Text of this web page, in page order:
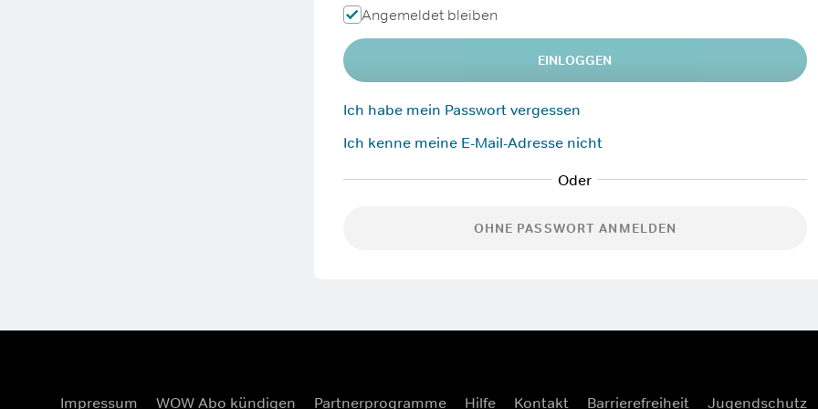
Angemeldet bleiben
EINLOGGEN
Ich habe mein Passwort vergessen
Ich kenne meine E-Mail-Adresse nicht
OHNE PASSWORT ANMELDEN
Impressum WOW Abo kündigen Partnerprogramme Hilfe Kontakt Barrierefreiheit Jugendschutz